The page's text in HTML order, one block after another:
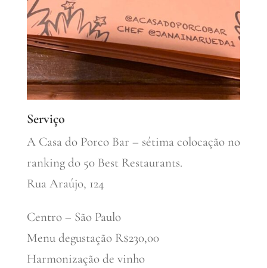
Serviço
A Casa do Porco Bar – sétima colocação no
ranking do 50 Best Restaurants.
Rua Araújo, 124
Centro – São Paulo
Menu degustação R$230,00
Harmonização de vinho